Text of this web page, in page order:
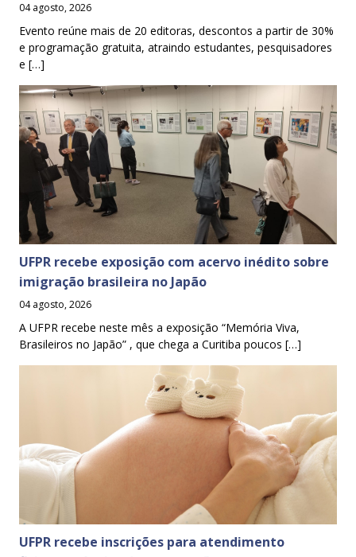
04 agosto, 2026
Evento reúne mais de 20 editoras, descontos a partir de 30%
e programação gratuita, atraindo estudantes, pesquisadores
e […]
UFPR recebe exposição com acervo inédito sobre
imigração brasileira no Japão
04 agosto, 2026
A UFPR recebe neste mês a exposição “Memória Viva,
Brasileiros no Japão” , que chega a Curitiba poucos […]
UFPR recebe inscrições para atendimento